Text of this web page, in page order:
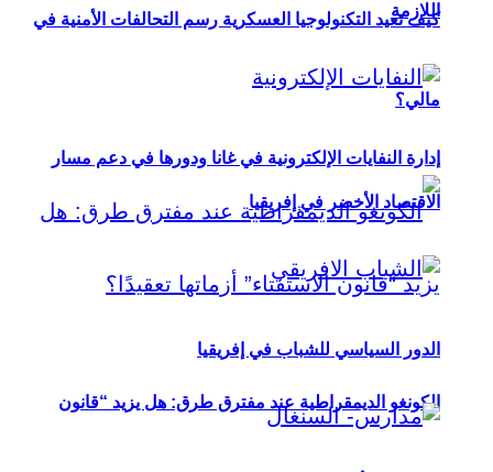
كيف تعيد التكنولوجيا العسكرية رسم التحالفات الأمنية في
مالي؟
الكونغو الديمقراطية عند مفترق طرق: هل يزيد “قانون
اللازمة
إدارة النفايات الإلكترونية في غانا ودورها في دعم مسار
الاقتصاد الأخضر في إفريقيا
الدور السياسي للشباب في إفريقيا